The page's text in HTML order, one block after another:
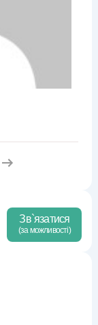
Зв`язатися
(за можливості)